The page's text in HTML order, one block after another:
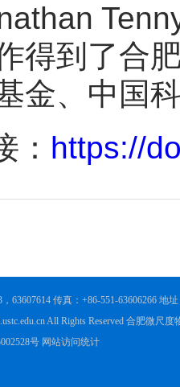
得到了合
金、中国
： https://
，63607614 传真：+86-551-63606266 地
All Rights Reserved 合肥微尺
号 网站访问统计